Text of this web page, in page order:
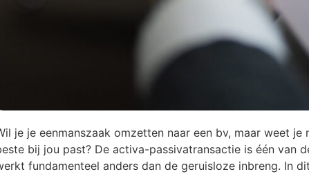
je je eenmanszaak omzetten naar een bv, maar weet
bij jou past? De activa-passivatransactie is één van
fundamenteel anders dan de geruisloze inbreng. In